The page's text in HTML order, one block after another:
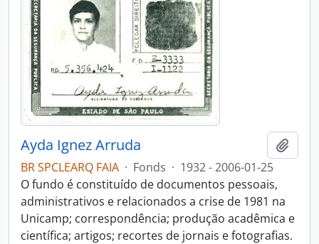
Ayda Ignez Arruda
BR SPCLEARQ FAIA · Fonds · 1932 - 2006-01-25
O fundo é constituído de documentos pessoais,
administrativos e relacionados a crise de 1981 na
Unicamp; correspondência; produção acadêmica e
científica; artigos; recortes de jornais e fotografias.